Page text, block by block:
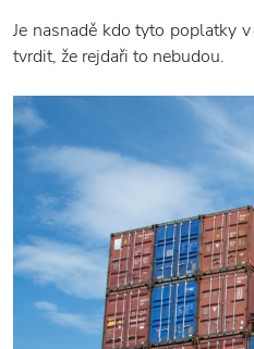
Je nasnadě kdo tyto poplatky
tvrdit, že rejdaři to nebudou.